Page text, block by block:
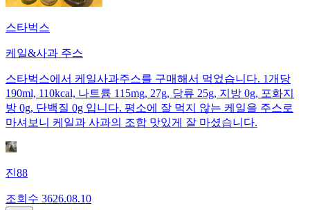
스타벅스
케일&사과 주스
스타벅스에서 케일사과주스를 구매해서 먹었습니다. 1개당
190ml, 110kcal, 나트륨 115mg, 27g, 당류 25g, 지방 0g, 포화지
방 0g, 단백질 0g 입니다. 평소에 잘 먹지 않는 케일을 주스로
마셔보니 케일과 사과의 조합 맛있게 잘 마셨습니다.
진88
조회수 3626.08.10